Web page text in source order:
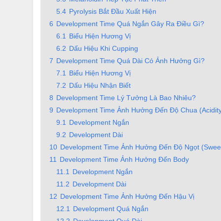
5.4 Pyrolysis Bắt Đầu Xuất Hiện
6 Development Time Quá Ngắn Gây Ra Điều Gì?
6.1
Biểu Hiện Hương Vị
6.2 Dấu Hiệu Khi Cupping
7 Development Time Quá Dài Có Ảnh Hưởng Gì?
7.1
Biểu Hiện Hương Vị
7.2 Dấu Hiệu Nhận Biết
8 Development Time Lý Tưởng Là Bao Nhiêu?
9 Development Time Ảnh Hưởng Đến Độ Chua
9.1
Development Ngắn
9.2 Development Dài
10 Development Time Ảnh Hưởng Đến Độ Ngọt
11
Development Time Ảnh Hưởng Đến Body
11.1
Development Ngắn
11.2 Development Dài
12 Development Time Ảnh Hưởng Đến Hậu Vị
12.1
Development Quá Ngắn